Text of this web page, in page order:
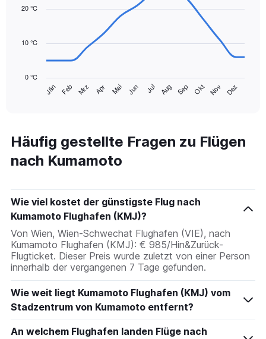
with
has
categories.
Range:
14
chart
has
1
axis
displaying
values.
Range:
0
to
30.
Jän Feb Mrz Apr Mai Jun Jul Aug Sep Okt Nov Dez
0 °C
10 °C
20 °C
Häufig gestellte Fragen zu Flügen
nach Kumamoto
Wie viel kostet der günstigste Flug nach
Kumamoto Flughafen (KMJ)?
Von Wien, Wien-Schwechat Flughafen (VIE), nach
Kumamoto Flughafen (KMJ): € 985/Hin&Zurück-
Flugticket. Dieser Preis wurde zuletzt von einer Person
innerhalb der vergangenen 7 Tage gefunden.
Wie weit liegt Kumamoto Flughafen (KMJ) vom
Stadzentrum von Kumamoto entfernt?
An welchem Flughafen landen Flüge nach